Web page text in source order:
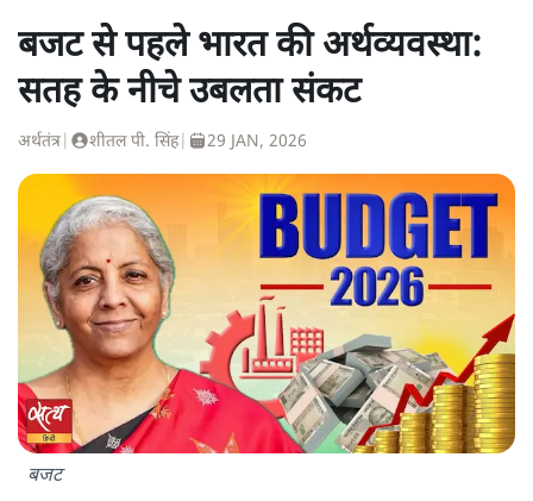
बजट से पहले भारत की अर्थव्यवस्था:
सतह के नीचे उबलता संकट
अर्थतंत्र शीतल पी. सिंह| 29 JAN, 2026
बजट